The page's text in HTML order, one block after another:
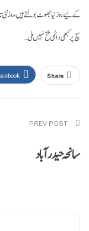
کے لیے روز نیا جھوٹ بولتے ہیں، روز
سچ پر کبھی دائمی فتح نہیں ملی۔
Share
سانحہ حیدرآباد